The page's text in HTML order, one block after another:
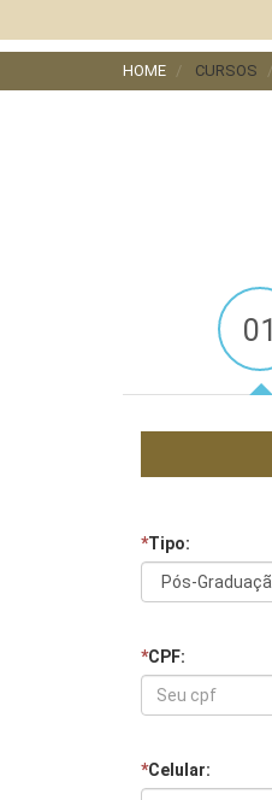
HOME CURSOS
01
*Tipo:
*CPF:
*Celular: